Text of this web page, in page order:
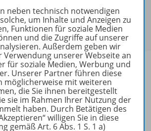
Spar-Paket?
Preis zu sehen,melden Sie
neben technisch notwendigen
um Inhalte und Anzeigen zu
Funktionen für soziale Medien
und die Zugriffe auf unserer
Außerdem geben wir
Verwendung unserer Webseite an
für soziale Medien, Werbung und
Unserer Partner führen diese
möglicherweise mit weiteren
die Sie ihnen bereitgestellt
sie im Rahmen Ihrer Nutzung der
haben. Durch Betätigen des
willigen Sie in diese
gemäß Art. 6 Abs. 1 S. 1 a)